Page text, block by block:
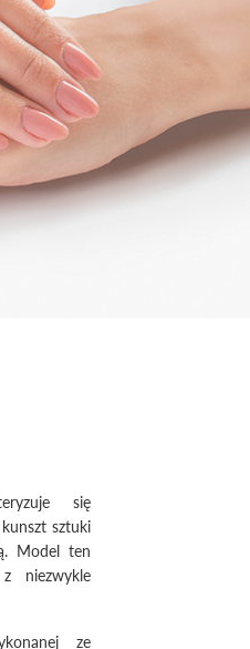
się
sztuki
Model ten
niezwykle
ze